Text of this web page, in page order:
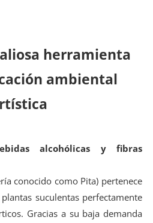
herramienta
ambiental
alcohólicas y fibras
conocido como Pita) pertenece
suculentas perfectamente
Gracias a su baja demanda